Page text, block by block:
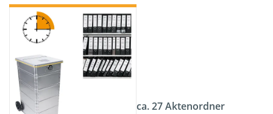
ca. 27 Aktenordner